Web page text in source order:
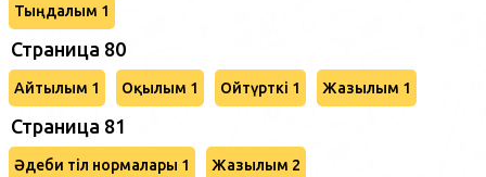
Тыңдалым 1
Страница 80
Айтылым 1 Оқылым 1 Ойтүрткі 1 Жазылым 1
Страница 81
Әдеби тіл нормалары 1 Жазылым 2